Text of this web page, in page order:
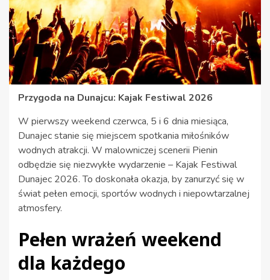
Przygoda na Dunajcu: Kajak Festiwal 2026
W pierwszy weekend czerwca, 5 i 6 dnia miesiąca,
Dunajec stanie się miejscem spotkania miłośników
wodnych atrakcji. W malowniczej scenerii Pienin
odbędzie się niezwykłe wydarzenie – Kajak Festiwal
Dunajec 2026. To doskonała okazja, by zanurzyć się w
świat pełen emocji, sportów wodnych i niepowtarzalnej
atmosfery.
Pełen wrażeń weekend
dla każdego